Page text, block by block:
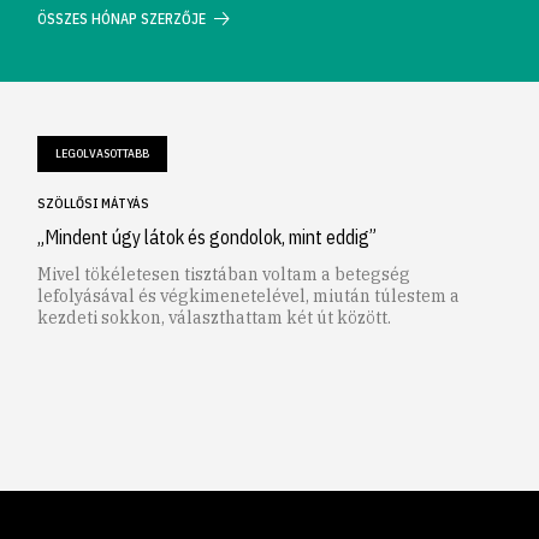
ÖSSZES HÓNAP SZERZŐJE
LEGOLVASOTTABB
SZÖLLŐSI MÁTYÁS
„Mindent úgy látok és gondolok, mint eddig”
Mivel tökéletesen tisztában voltam a betegség
lefolyásával és végkimenetelével, miután túlestem a
kezdeti sokkon, választhattam két út között.